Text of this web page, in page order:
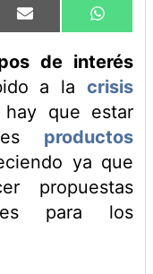
Compartir
en
Email
en
de interés
a lacrisis
que estar
productos
ya que
propuestas
para los